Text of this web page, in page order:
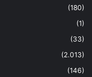
(180)
(1)
(33)
(2.013)
(146)